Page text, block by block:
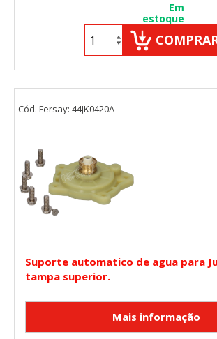
Em
estoque
Suporte automatico de agua para
tampa superior.
Cód. Fersay: 44JK0420A
"Configuración de cookies" al pie de la página.
política de cookies